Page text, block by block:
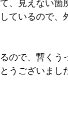
、見えない箇
ているので
ので、暫くう
うございまし